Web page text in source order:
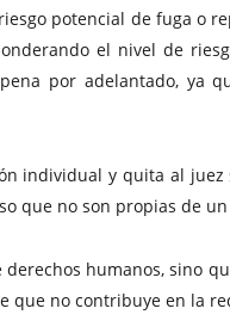
potencial de fuga o
el nivel de
por adelantado, ya
individual y quita al
que no son propias de
humanos, sino
que no contribuye en la